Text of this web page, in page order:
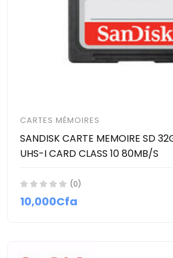
CARTES MÉMOIRES
SANDISK CARTE MEMOIRE SD
UHS-I CARD CLASS 10 80MB/S
(0)
10,000Cfa